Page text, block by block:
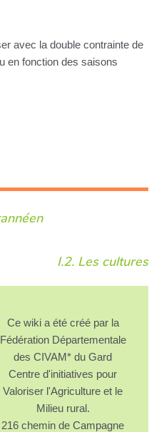
avec la double contrainte de
en fonction des saisons
I.2. Les cultures
Ce wiki a été créé par la
Fédération Départementale
des CIVAM* du Gard
Centre d'initiatives pour
Valoriser l'Agriculture et le
Milieu rural.
216 chemin de Campagne